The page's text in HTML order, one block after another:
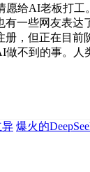
给AI老板打
一些网友表
，但正在目
不到的事。
异 爆火的